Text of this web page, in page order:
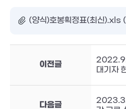
(양식)호봉획정표(최신
이전글
대기자
다음글